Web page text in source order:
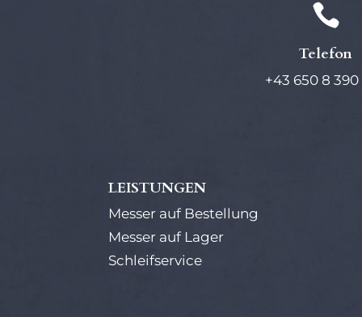

Telefon
+43 650 8 390
LEISTUNGEN
Messer auf Bestellung
Messer auf Lager
Schleifservice